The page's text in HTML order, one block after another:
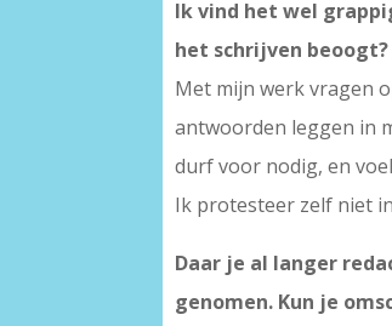
Ik vind het wel
het schrijven
Met mijn werk vragen
antwoorden leggen in
durf voor nodig, en
Ik protesteer zelf niet in
Daar je al langer
genomen. Kun je